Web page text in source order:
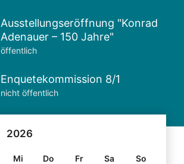
Ausstellungseröffnung "Konrad
Adenauer – 150 Jahre"
öffentlich
Enquetekommission 8/1
nicht öffentlich
2026
Mi Do Fr Sa
So